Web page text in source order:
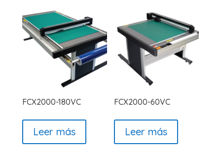
FCX2000-180VC
Leer más
FCX2000-60VC
Leer más